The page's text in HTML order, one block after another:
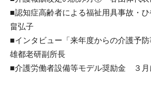
■認知症高齢者による福祉用具事故・
畠弘子
■インタビュー「来年度からの介護予
雄都老研副所長
■介護労働者設備等モデル奨励金 ３月